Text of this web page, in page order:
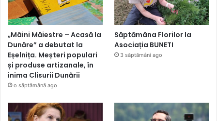
„Mâini Măiestre – Acasă la
Dunăre” a debutat la
Eșelnița. Meșteri populari
și produse artizanale, în
inima Clisurii Dunării
o săptămână ago
Săptămâna Florilor la
Asociația BUNETI
3 săptămâni ago